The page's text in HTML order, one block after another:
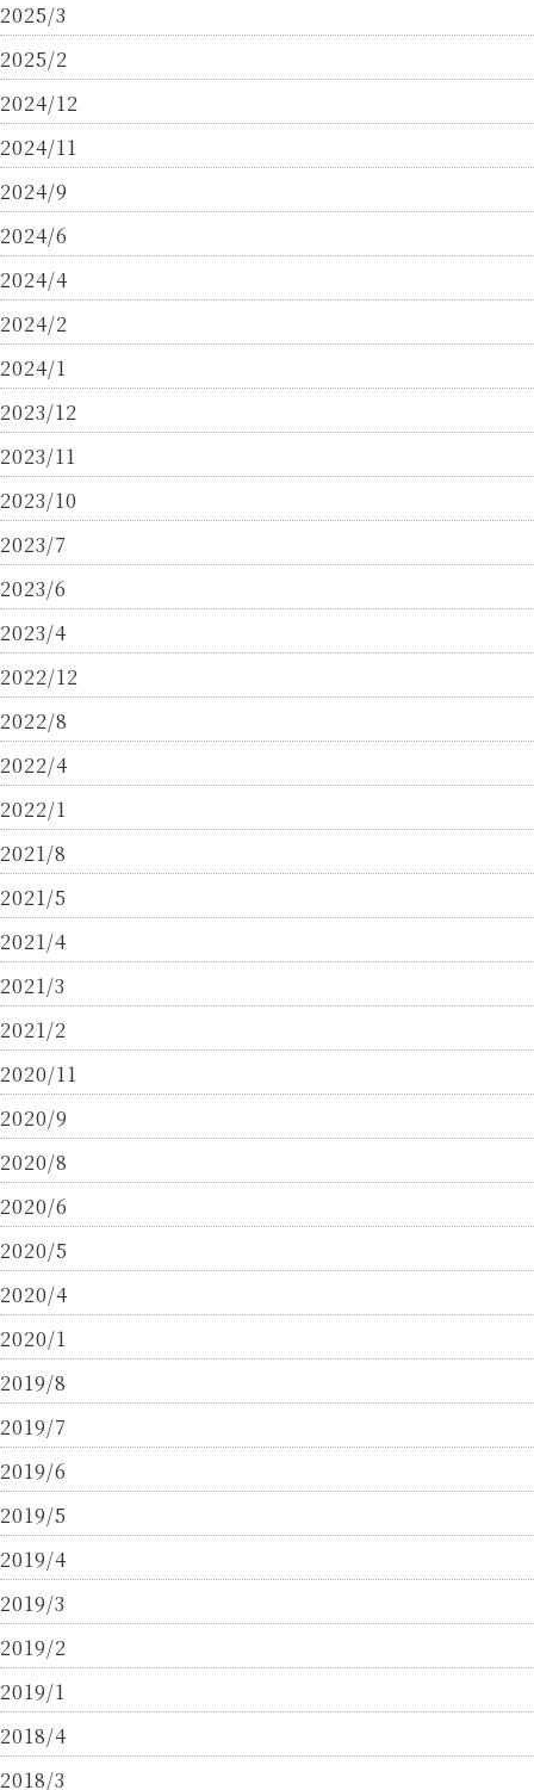
2025/3
2025/2
2024/12
2024/11
2024/9
2024/6
2024/4
2024/2
2024/1
2023/12
2023/11
2023/10
2023/7
2023/6
2023/4
2022/12
2022/8
2022/4
2022/1
2021/8
2021/5
2021/4
2021/3
2021/2
2020/11
2020/9
2020/8
2020/6
2020/5
2020/4
2020/1
2019/8
2019/7
2019/6
2019/5
2019/4
2019/3
2019/2
2019/1
2018/4
2018/3